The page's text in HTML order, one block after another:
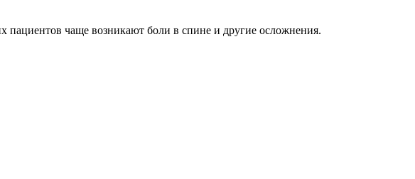
пациентов чаще возникают боли в спине и другие осложнения.